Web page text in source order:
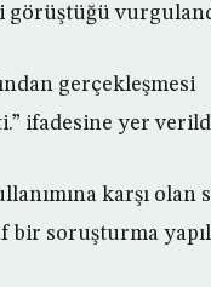
görüştüğü
gerçekleşmesi
ifadesine yer
karşı olan
bir soruşturma